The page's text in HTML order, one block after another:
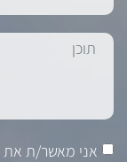
אני מאשר/ת את